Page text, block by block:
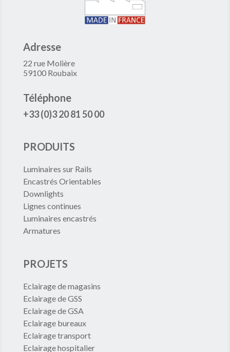
Adresse
22 rue Molière
59100 Roubaix
Téléphone
+33 (0)3 20 81 50 00
PRODUITS
Luminaires sur Rails
Encastrés Orientables
Downlights
Lignes continues
Luminaires encastrés
Armatures
PROJETS
Eclairage de magasins
Eclairage de GSS
Eclairage de GSA
Eclairage bureaux
Eclairage transport
Eclairage hospitalier